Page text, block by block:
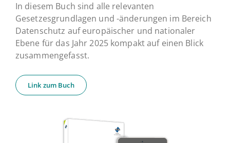
In diesem Buch sind alle relevanten
Gesetzesgrundlagen und -änderungen im Bereich
Datenschutz auf europäischer und nationaler
Ebene für das Jahr 2025 kompakt auf einen Blick
zusammengefasst.
Link zum Buch